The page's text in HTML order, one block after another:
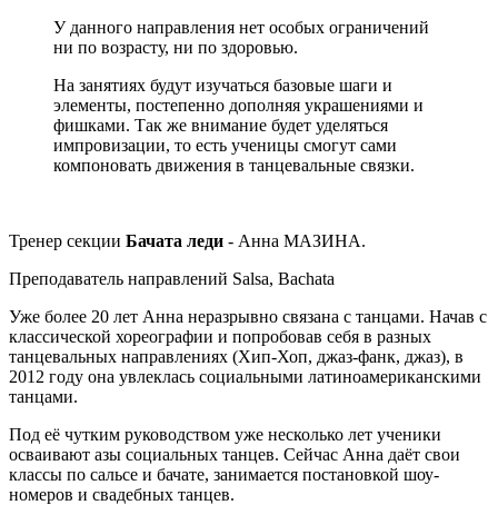
У данного направления нет особых ограничений
ни по возрасту, ни по здоровью.
На занятиях будут изучаться базовые шаги и
элементы, постепенно дополняя украшениями и
фишками. Так же внимание будет уделяться
импровизации, то есть ученицы смогут сами
компоновать движения в танцевальные связки.
Тренер секции Бачата леди - Анна МАЗИНА.
Преподаватель направлений Salsa, Bachata
Уже более 20 лет Анна неразрывно связана с танцами. Начав с
классической хореографии и попробовав себя в разных
танцевальных направлениях (Хип-Хоп, джаз-фанк, джаз), в
2012 году она увлеклась социальными латиноамериканскими
танцами.
Под её чутким руководством уже несколько лет ученики
осваивают азы социальных танцев. Сейчас Анна даёт свои
классы по сальсе и бачате, занимается постановкой шоу-
номеров и свадебных танцев.